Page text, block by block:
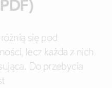
się pod
lecz każda z nich
Do przebycia